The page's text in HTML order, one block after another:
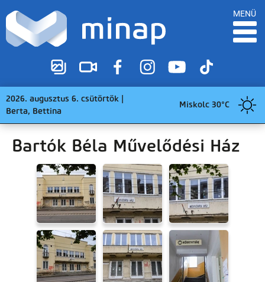
MENÜ
2026. augusztus 6. csütörtök |
Berta, Bettina
Miskolc 30°C
Bartók Béla Művelődési Ház